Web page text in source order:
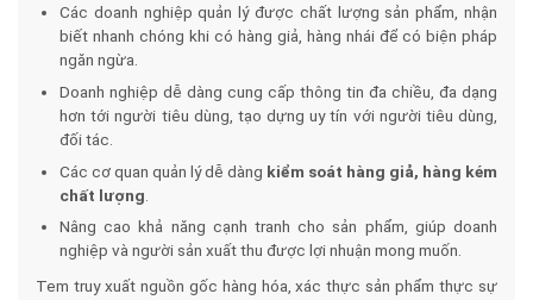
Các doanh nghiệp quản lý được chất lượng sản phẩm, nhận
biết nhanh chóng khi có hàng giả, hàng nhái để có biện pháp
ngăn ngừa.
Doanh nghiệp dễ dàng cung cấp thông tin đa chiều, đa dạng
hơn tới người tiêu dùng, tạo dựng uy tín với người tiêu dùng,
đối tác.
Các cơ quan quản lý dễ dàng kiểm soát hàng giả, hàng kém
chất lượng
Nâng cao khả năng cạnh tranh cho sản phẩm, giúp doanh
nghiệp và người sản xuất thu được lợi nhuận mong muốn.
Tem truy xuất nguồn gốc hàng hóa, xác thực sản phẩm thực sự